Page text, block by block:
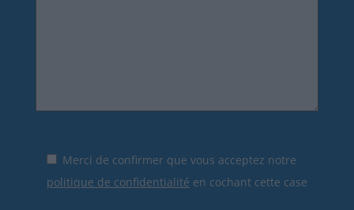
Merci de confirmer que vous acceptez notre
politique de confidentialité en cochant cette case